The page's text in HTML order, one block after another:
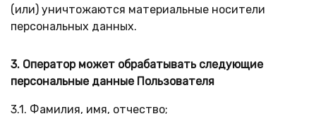
(или) уничтожаются материальные носители
персональных данных.
3. Оператор может обрабатывать следующие
персональные данные Пользователя
3.1. Фамилия, имя, отчество;